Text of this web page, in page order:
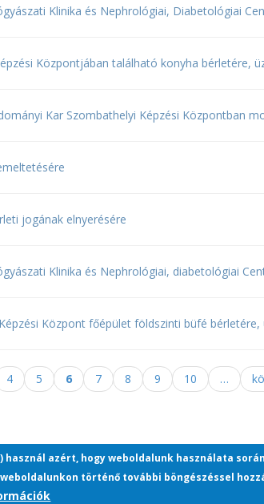
Klinika és Nephrológiai, Diabetológiai
Központjában található konyha bérletére,
Kar Szombathelyi Képzési Központban
jogának elnyerésére
Klinika és Nephrológiai, diabetológiai
Központ főépület földszinti büfé
4 5 6 7 8 9 10 …
azért, hogy weboldalunk használata
történő további böngészéssel